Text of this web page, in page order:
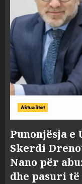
Aktualitet
Punonjësja
Skerdi
Nano për
dhe pasuri